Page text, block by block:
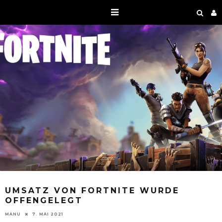
UMSATZ VON FORTNITE WURDE
OFFENGELEGT
MANU 7. MAI 2021